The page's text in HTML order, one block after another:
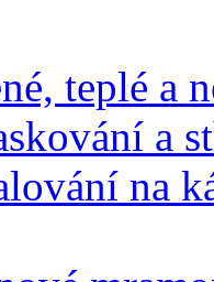
teplé a
a
na